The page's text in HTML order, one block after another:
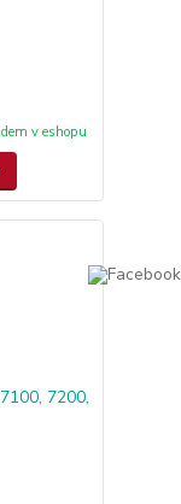
v eshopu